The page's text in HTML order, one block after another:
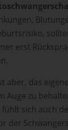
erst
aber, das eigene
Auge zu
sich auch
der